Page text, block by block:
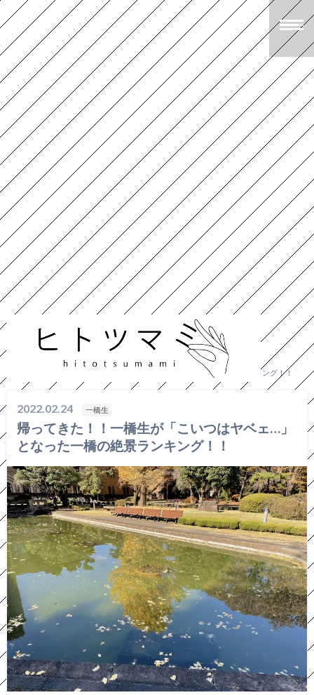
一橋生
帰ってきた！！一橋生が「こいつはヤベェ…」となった一橋の絶景ランキング！！
2022.02.24 一橋生
帰ってきた！！一橋生が「こいつはヤベェ…」
となった一橋の絶景ランキング！！